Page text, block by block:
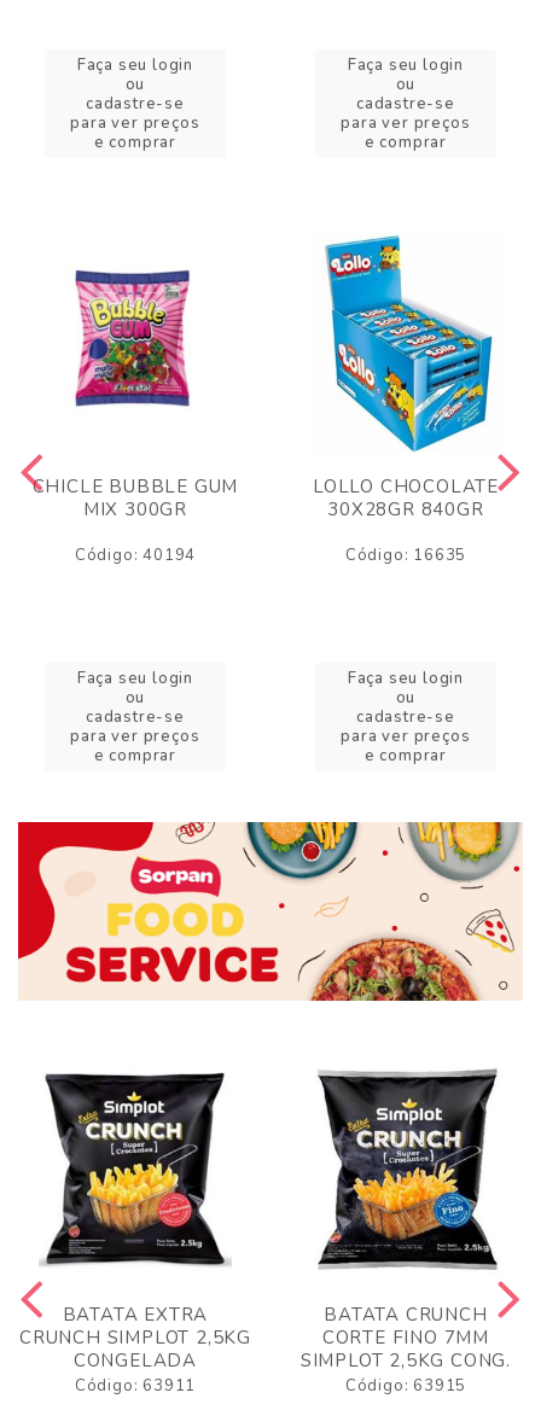
Faça seu login
ou
cadastre-se
para ver preços
e comprar
Faça seu login
ou
cadastre-se
para ver preços
e comprar
CHICLE BUBBLE GUM
MIX 300GR
Código: 40194
Faça seu login
ou
cadastre-se
para ver preços
e comprar
LOLLO CHOCOLATE
30X28GR 840GR
Código: 16635
Faça seu login
ou
cadastre-se
para ver preços
e comprar
BATATA EXTRA
CRUNCH SIMPLOT 2,5KG
CONGELADA
Código: 63911
BATATA CRUNCH
CORTE FINO 7MM
SIMPLOT 2,5KG CONG.
Código: 63915